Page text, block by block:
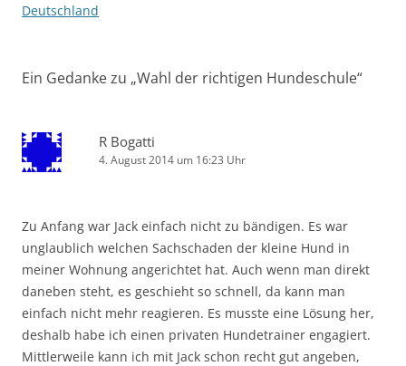
Deutschland
Ein Gedanke zu „Wahl der richtigen Hundeschule“
R Bogatti
4. August 2014 um 16:23 Uhr
Zu Anfang war Jack einfach nicht zu bändigen. Es war
unglaublich welchen Sachschaden der kleine Hund in
meiner Wohnung angerichtet hat. Auch wenn man direkt
daneben steht, es geschieht so schnell, da kann man
einfach nicht mehr reagieren. Es musste eine Lösung her,
deshalb habe ich einen privaten Hundetrainer engagiert.
Mittlerweile kann ich mit Jack schon recht gut angeben,